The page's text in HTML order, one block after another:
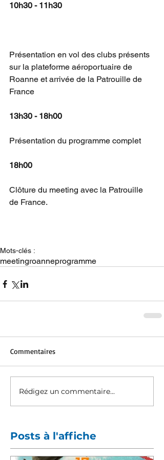
10h30 - 11h30
Présentation en vol des clubs présents
sur la plateforme aéroportuaire de
Roanne et arrivée de la Patrouille de
France
13h30 - 18h00
Présentation du programme complet
18h00
Clôture du meeting avec la Patrouille
de France.
Mots-clés :
meetingroanneprogramme
Commentaires
Rédigez un commentaire...
Posts à l'affiche